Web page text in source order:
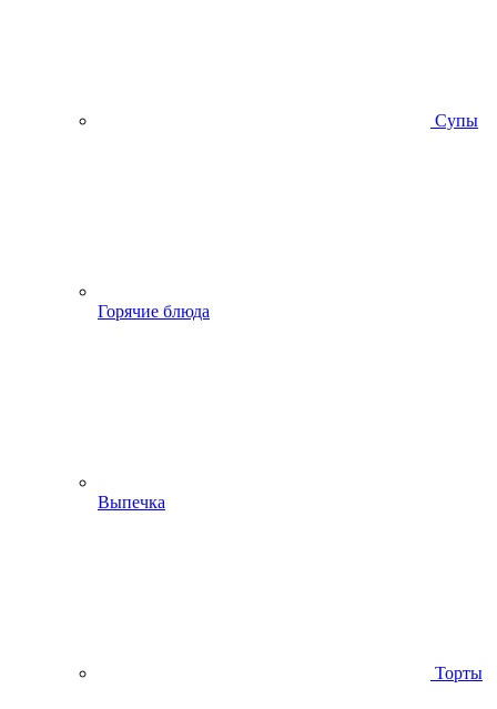
Супы
Горячие блюда
Выпечка
Торты